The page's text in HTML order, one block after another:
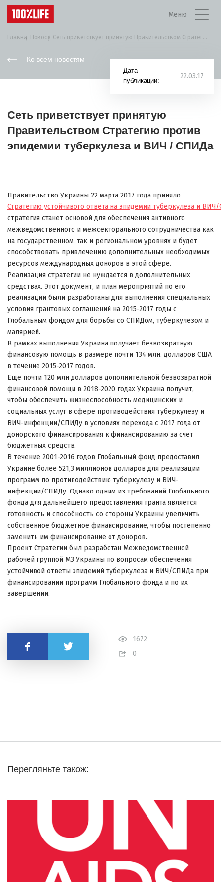
Меню
Главная Новости Сеть приветствует принятую Правительством Стратегию против эпидемии...
Ко всем новостям
Дата
публикации:
22.03.17
Сеть приветствует принятую
Правительством Стратегию против
эпидемии туберкулеза и ВИЧ / СПИДа
Правительство Украины 22 марта 2017 года приняло
Стратегию устойчивого ответа на эпидемии туберкулеза и
стратегия станет основой для обеспечения активного
межведомственного и межсекторального сотрудничества как
на государственном, так и региональном уровнях и будет
способствовать привлечению дополнительных необходимых
ресурсов международных доноров в этой сфере.
Реализация стратегии не нуждается в дополнительных
средствах. Этот документ, и план мероприятий по его
реализации были разработаны для выполнения специальных
условия грантовых соглашений на 2015-2017 годы с
Глобальным фондом для борьбы со СПИДом, туберкулезом и
малярией.
В рамках выполнения Украина получает безвозвратную
финансовую помощь в размере почти 134 млн. долларов США
в течение 2015-2017 годов.
Еще почти 120 млн долларов дополнительной безвозвратной
финансовой помощи в 2018-2020 годах Украина получит,
чтобы обеспечить жизнеспособность медицинских и
социальных услуг в сфере противодействия туберкулезу и
ВИЧ-инфекции/СПИДу в условиях перехода с 2017 года от
донорского финансирования к финансированию за счет
бюджетных средств.
В течение 2001-2016 годов Глобальный фонд предоставил
Украине более 521,3 миллионов долларов для реализации
программ по противодействию туберкулезу и ВИЧ-
инфекции/СПИДу. Однако одним из требований Глобального
фонда для дальнейшего предоставления гранта является
готовность и способность со стороны Украины увеличить
собственное бюджетное финансирование, чтобы постепенно
заменить им финансирование от доноров.
Проект Стратегии был разработан Межведомственной
рабочей группой МЗ Украины по вопросам обеспечения
устойчивой ответы эпидемий туберкулеза и ВИЧ/СПИДа при
финансировании программ Глобального фонда и по их
завершении.
1672
0
Поделиться
Перегляньте також: